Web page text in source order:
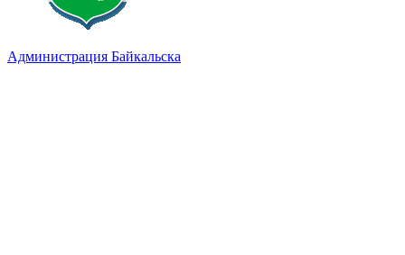
Администрация Байкальска